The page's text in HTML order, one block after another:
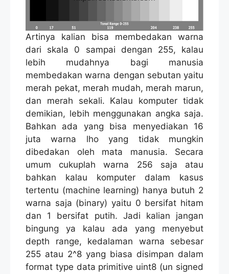
Artinya kalian bisa membedakan warna
dari skala 0 sampai dengan 255, kalau
lebih mudahnya bagi manusia
membedakan warna dengan sebutan yaitu
merah pekat, merah mudah, merah marun,
dan merah sekali. Kalau komputer tidak
demikian, lebih menggunakan angka saja.
Bahkan ada yang bisa menyediakan 16
juta warna lho yang tidak mungkin
dibedakan oleh mata manusia. Secara
umum cukuplah warna 256 saja atau
bahkan kalau komputer dalam kasus
tertentu (machine learning) hanya butuh 2
warna saja (binary) yaitu 0 bersifat hitam
dan 1 bersifat putih. Jadi kalian jangan
bingung ya kalau ada yang menyebut
depth range, kedalaman warna sebesar
255 atau 2^8 yang biasa disimpan dalam
format type data primitive uint8 (un signed